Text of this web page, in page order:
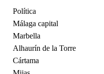
Política
Málaga capital
Marbella
Alhaurín de la Torre
Cártama